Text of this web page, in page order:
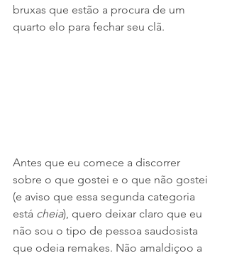
bruxas que estão a procura de um
quarto elo para fechar seu clã.
Antes que eu comece a discorrer
sobre o que gostei e o que não gostei
(e aviso que essa segunda categoria
está cheia), quero deixar claro que eu
não sou o tipo de pessoa saudosista
que odeia remakes. Não amaldiçoo a